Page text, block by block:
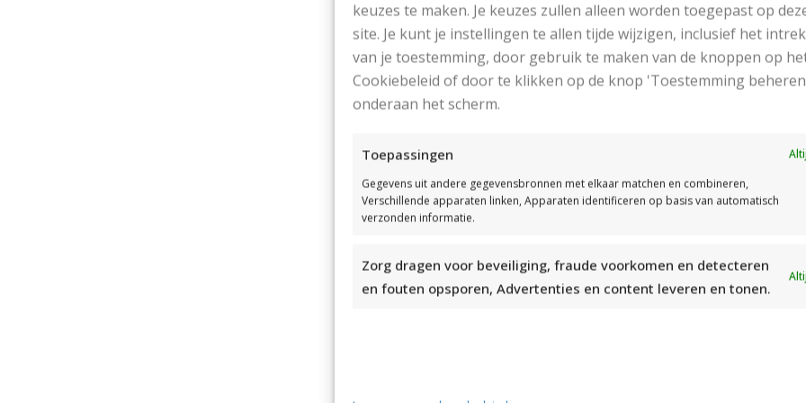
keuzes te maken. Je keuzes zullen alleen worden toegepast op
site. Je kunt je instellingen te allen tijde wijzigen, inclusief het
van je toestemming, door gebruik te maken van de knoppen op
Cookiebeleid of door te klikken op de knop 'Toestemming
onderaan het scherm.
Toepassingen
Gegevens uit andere gegevensbronnen met elkaar matchen en combineren,
Verschillende apparaten linken, Apparaten identificeren op basis van automatisch
verzonden informatie.
Zorg dragen voor beveiliging, fraude voorkomen en detecteren
en fouten opsporen, Advertenties en content leveren en tonen.
Benodigdheden:
Draden voor het borduursel
Lint of koord van 40 cm
Zijdepapier
Breinaald: nr 4 (klik hier om breinld om te rekenen naar EU
Gebruikte steken:
Rechtse tricotsteek
Boordsteek 2×2
Steelsteek
Platte steek